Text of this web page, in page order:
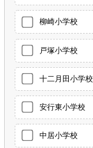
柳崎小学校
戸塚小学校
十二月田小学校
安行東小学校
中居小学校